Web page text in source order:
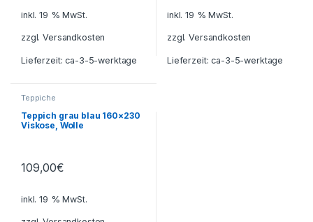
inkl. 19 % MwSt.
zzgl.Versandkosten
Lieferzeit:ca-3-5-werktage
inkl. 19 % MwSt.
zzgl.Versandkosten
Lieferzeit:ca-3-5-werktage
Teppiche
Teppich grau blau 160×230
Viskose, Wolle
109,00€
inkl. 19 % MwSt.